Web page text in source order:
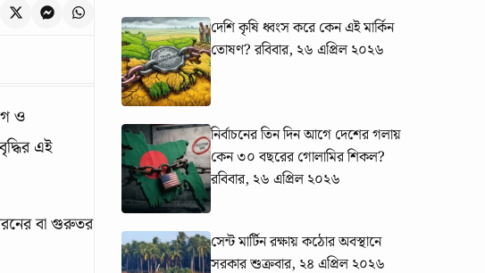
ও
এই
বা গুরুতর
দেশি কৃষি ধ্বংস করে কেন এই মার্কিন
তোষণ? রবিবার, ২৬ এপ্রিল ২০২৬
নির্বাচনের তিন দিন আগে দেশের গলায়
কেন ৩০ বছরের গোলামির শিকল?
রবিবার, ২৬ এপ্রিল ২০২৬
সেন্ট মার্টিন রক্ষায় কঠোর অবস্থানে
সরকারশুক্রবার, ২৪ এপ্রিল ২০২৬